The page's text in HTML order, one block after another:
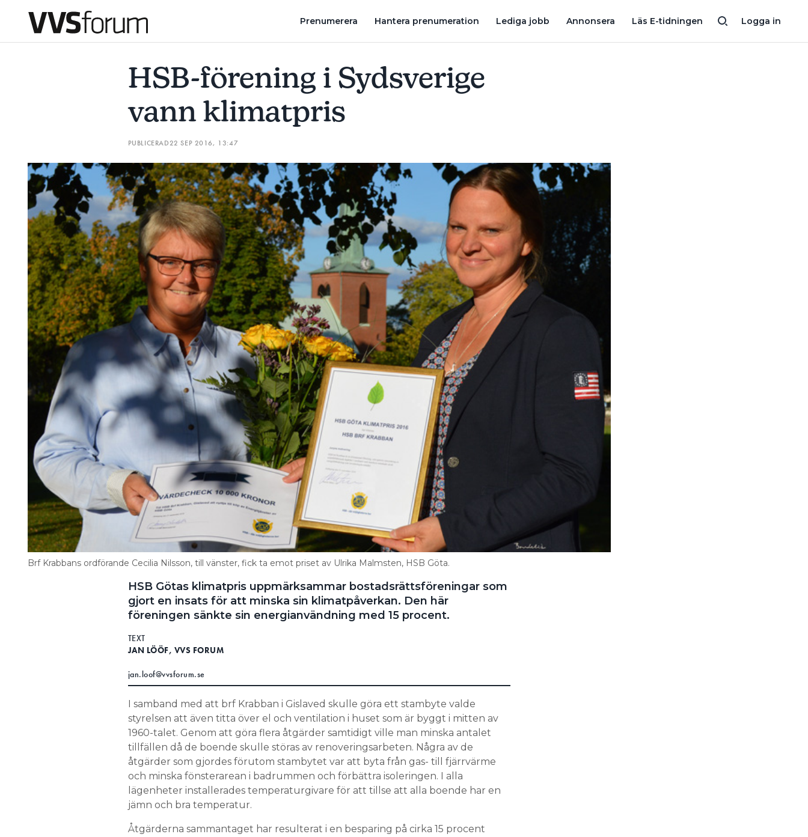
Logga in
Prenumerera Hantera prenumeration Lediga jobb Annonsera Läs E-tidningen
Prenumerera
Hantera prenumeration
Annonsera
Läs E-tidningen
Om tidningen
Kontakt
Information om GDPR
Search for:
SEARCH
HSB-förening i Sydsverige
vann klimatpris
PUBLICERAD22 SEP 2016, 13:47
Brf Krabbans ordförande Cecilia Nilsson, till vänster, fick ta emot priset av Ulrika Malmsten, HSB Göta.
HSB Götas klimatpris uppmärksammar bostadsrättsföreningar som
gjort en insats för att minska sin klimatpåverkan. Den här
föreningen sänkte sin energianvändning med 15 procent.
TEXT
JAN LÖÖF, VVS FORUM
jan.loof@vvsforum.se
I samband med att brf Krabban i Gislaved skulle göra ett stambyte valde
styrelsen att även titta över el och ventilation i huset som är byggt i mitten av
1960-talet. Genom att göra flera åtgärder samtidigt ville man minska antalet
tillfällen då de boende skulle störas av renoveringsarbeten. Några av de
åtgärder som gjordes förutom stambytet var att byta från gas- till fjärrvärme
och minska fönsterarean i badrummen och förbättra isoleringen. I alla
lägenheter installerades temperaturgivare för att tillse att alla boende har en
jämn och bra temperatur.
Åtgärderna sammantaget har resulterat i en besparing på cirka 15 procent
HSB-FÖRENING I SYDSVERIGE VANN KLIMATPRIS DE FICK ÅRETS SOLENERGIPRISER DE ÄR NOMINERADE TILL STORA INNEKLIMATPRISET KLART MED ÅRETS ENERGIRÅDGIVARE